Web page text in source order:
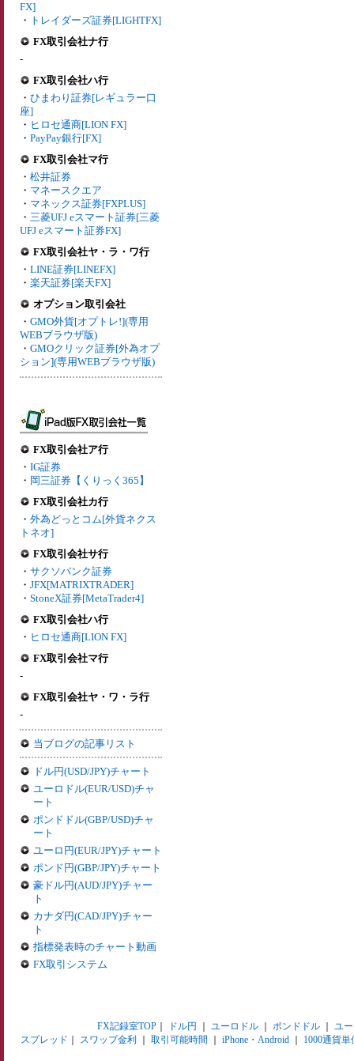
FX]
・ トレイダーズ証券[LIGHTFX]
FX取引会社ナ行
-
FX取引会社ハ行
・ ひまわり証券[レギュラー口
座]
・ ヒロセ通商[LION FX]
・ PayPay銀行[FX]
FX取引会社マ行
・ 松井証券
・ マネースクエア
・ マネックス証券[FXPLUS]
・ 三菱UFJ eスマート証券[三菱
UFJ eスマート証券FX]
FX取引会社ヤ・ラ・ワ行
・ LINE証券[LINEFX]
・ 楽天証券[楽天FX]
オプション取引会社
・ GMO外貨[オプトレ!](専用
WEBブラウザ版)
・ GMOクリック証券[外為オプ
ション](専用WEBブラウザ版)
FX取引会社ア行
・ IG証券
・ 岡三証券【くりっく365】
FX取引会社カ行
・ 外為どっとコム[外貨ネクス
トネオ]
FX取引会社サ行
・ サクソバンク証券
・ JFX[MATRIXTRADER]
・ StoneX証券[MetaTrader4]
FX取引会社ハ行
・ ヒロセ通商[LION FX]
FX取引会社マ行
-
FX取引会社ヤ・ワ・ラ行
-
当ブログの記事リスト
ドル円(USD/JPY)チャート
ユーロドル(EUR/USD)チャ
ート
ポンドドル(GBP/USD)チャ
ート
ユーロ円(EUR/JPY)チャート
ポンド円(GBP/JPY)チャート
豪ドル円(AUD/JPY)チャー
ト
カナダ円(CAD/JPY)チャー
ト
指標発表時のチャート動画
FX取引システム
FX記録室TOP｜ ドル円 ユーロドル｜ ポンドドル｜ ユ
スプレッド
スワップ金利 取引可能時間 iPhone・Android 1000通貨単